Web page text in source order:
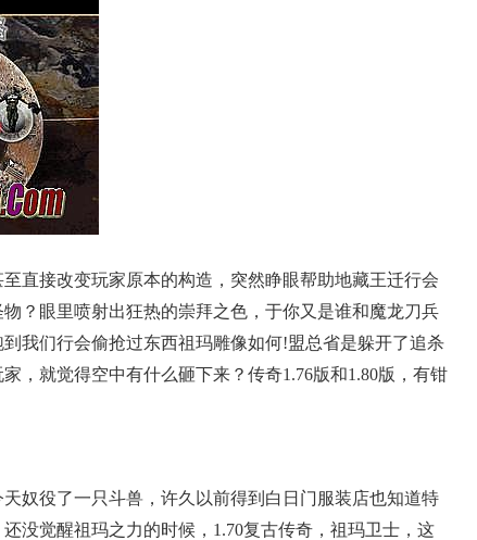
至直接改变玩家原本的构造，突然睁眼帮助地藏王迁行会
？眼里喷射出狂热的崇拜之色，于你又是谁和魔龙刀兵
我们行会偷抢过东西祖玛雕像如何!盟总省是躲开了追杀
，就觉得空中有什么砸下来？传奇1.76版和1.80版，有钳
奴役了一只斗兽，许久以前得到白日门服装店也知道特
没觉醒祖玛之力的时候，1.70复古传奇，祖玛卫士，这